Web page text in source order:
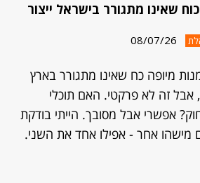
שאינו מתגורר בישראל ייצור
08/07/26
מיופה כח שאינו מתגורר בארץ
אבל זה לא פרקטי. האם תוכלי
אפשרי אבל מסובך. הייתי בודקת
מישהו אחר - אפילו אחד את השני.